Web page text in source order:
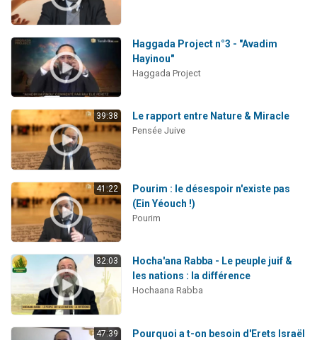
Haggada Project n°3 - "Avadim
Hayinou"
Haggada Project
39:38 Le rapport entre Nature & Miracle
Pensée Juive
41:22
Pourim : le désespoir n'existe pas
(Ein Yéouch !)
Pourim
32:03
Hocha'ana Rabba - Le peuple juif &
les nations : la différence
Hochaana Rabba
47:39
Pourquoi a t-on besoin d'Erets Israël